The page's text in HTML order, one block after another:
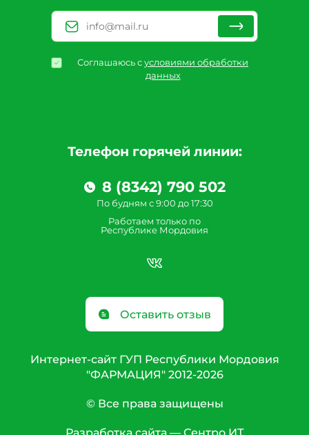
Телефон горячей линии:
8 (8342) 790 502
По будням с 9:00 до 17:30
Работаем только по
Республике Мордовия
Оставить отзыв
Соглашаюсь сусловиями обработки
данных
Интернет-сайт ГУП Республики Мордовия
"ФАРМАЦИЯ" 2012-2026
© Все права защищены